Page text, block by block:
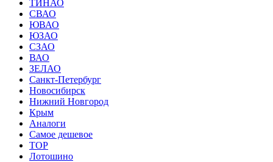
ТИНАО
СВАО
ЮВАО
ЮЗАО
СЗАО
ВАО
ЗЕЛАО
Санкт-Петербург
Новосибирск
Нижний Новгород
Крым
Аналоги
Самое дешевое
TOP
Лотошино